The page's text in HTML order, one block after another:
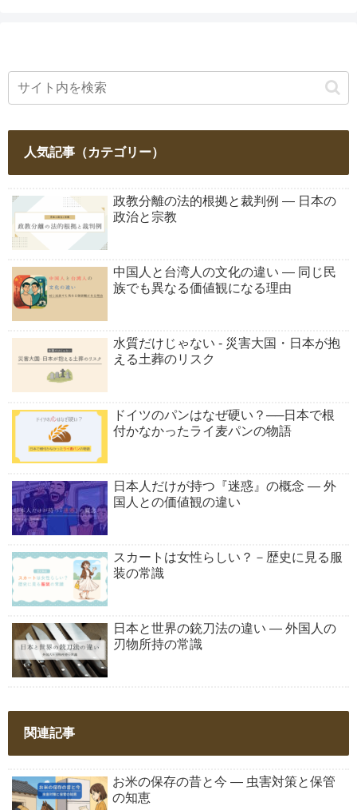
人気記事（カテゴリー）
政教分離の法的根拠と裁判例 ― 日本の
政治と宗教
中国人と台湾人の文化の違い ― 同じ民
族でも異なる価値観になる理由
水質だけじゃない - 災害大国・日本が抱
える土葬のリスク
ドイツのパンはなぜ硬い？──日本で根
付かなかったライ麦パンの物語
日本人だけが持つ『迷惑』の概念 ― 外
国人との価値観の違い
スカートは女性らしい？－歴史に見る服
装の常識
日本と世界の銃刀法の違い ― 外国人の
刃物所持の常識
関連記事
お米の保存の昔と今 ― 虫害対策と保管
の知恵